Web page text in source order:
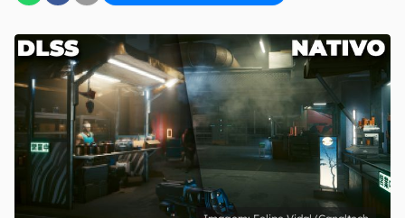
Uso e Política de Privacidade do Canaltech.